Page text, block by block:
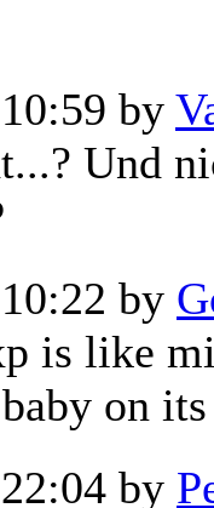
by
Und
by
is like
on its
by